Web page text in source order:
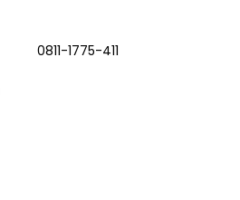
0811-1775-411